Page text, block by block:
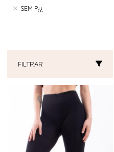
SEM P¿¿
FILTRAR